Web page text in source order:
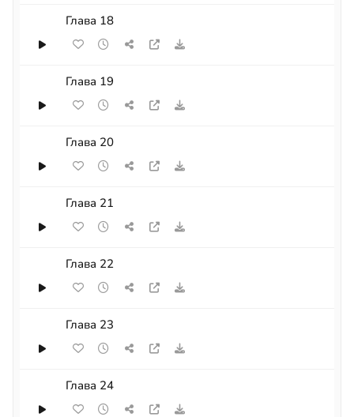
Глава 18
Глава 19
Глава 20
Глава 21
Глава 22
Глава 23
Глава 24